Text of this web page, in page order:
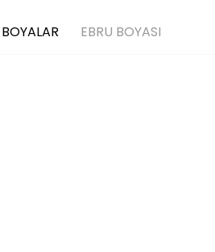
BOYALAR EBRU BOYASI